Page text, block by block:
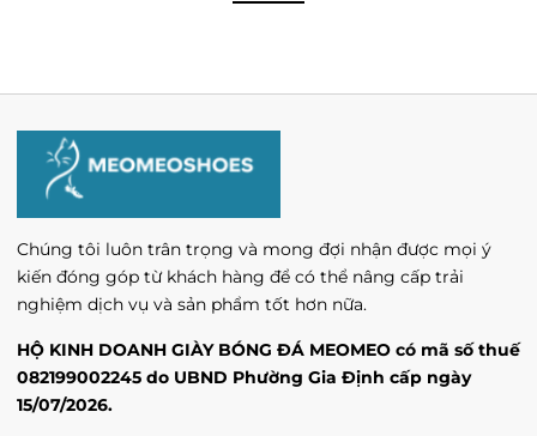
Chúng tôi luôn trân trọng và mong đợi nhận được mọi ý
kiến đóng góp từ khách hàng để có thể nâng cấp trải
nghiệm dịch vụ và sản phẩm tốt hơn nữa.
HỘ KINH DOANH GIÀY BÓNG ĐÁ MEOMEO có mã số thuế
082199002245 do UBND Phường Gia Định cấp ngày
15/07/2026.